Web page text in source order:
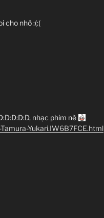
cho nhớ :(:(
nhạc phim nè
Yukari.IW6B7FCE.html